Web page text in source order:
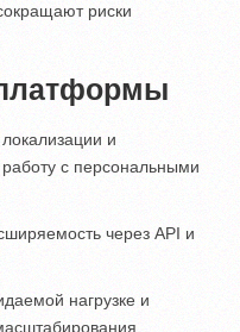
риски
и
с персональными
через API и
нагрузке и